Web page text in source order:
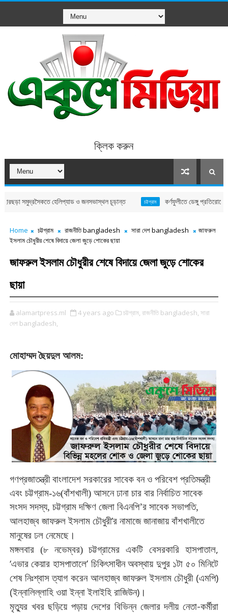
ক্লিক করুন
হেলিপ্যাড ও জনসভাস্থল চূড়ান্ত চট্টগ্রাম কর্ণফুলীতে ডেঙ্গু প্রতিরোধে বিশেষ
Home চট্টগ্রাম রাজনীতি bangladesh সারা দেশ bangladesh
জাফরুল
ইসলাম চৌধুরীর শেষে বিদায়ে জেলা জুড়ে শোকের ছায়া
জাফরুল ইসলাম চৌধুরীর শেষে বিদায়ে জেলা জুড়ে শোকের
ছায়া
alamartpress.ml 4 years ago চট্টগ্রাম, রাজনীতি bangladesh, সারা
দেশ bangladesh,
মোহাম্মদ ছৈয়দুল আলম:
গণপ্রজাতন্ত্রী বাংলাদেশ সরকারের সাবেক বন ও পরিবেশ প্রতিমন্ত্রী
এবং চট্টগ্রাম-১৬(বাঁশখালী) আসনে ঢানা চার বার নির্বাচিত সাবেক
সংসদ সদস্য, চট্টগ্রাম দক্ষিণ জেলা বিএনপি’র সাবেক সভাপতি,
আলহাজ্ব জাফরুল ইসলাম চৌধুরী’র নামাজে জানাজায় বাঁশখালীতে
মানুষের ঢল নেমেছে।
মঙ্গলবার (৮ নভেম্বর) চট্টগ্রামের একটি বেসরকারি হাসপাতাল,
‘এভার কেয়ার হাসপাতালে’ চিকিৎসাধীন অবস্থায় দুপুর ১টা ৫০ মিনিটে
শেষ নিঃশ্বাস ত্যাগ করেন আলহাজ্ব জাফরুল ইসলাম চৌধুরী (এমপি)
(ইন্নালিল্লাহি ওয়া ইন্না ইলাইহি রাজিউন)।
মৃত্যুর খবর ছড়িয়ে পড়ায় দেশের বিভিন্ন জেলার দলীয় নেতা-কর্মীরা